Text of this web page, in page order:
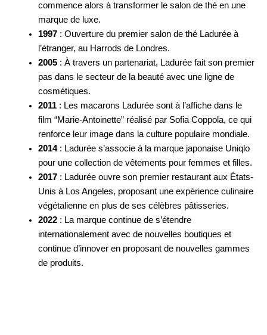
commence alors à transformer le salon de thé en une
marque de luxe.
1997: Ouverture du premier salon de thé Ladurée à
l’étranger, au Harrods de Londres.
2005: À travers un partenariat, Ladurée fait son premier
pas dans le secteur de la beauté avec une ligne de
cosmétiques.
2011: Les macarons Ladurée sont à l’affiche dans le
film “Marie-Antoinette” réalisé par Sofia Coppola, ce qui
renforce leur image dans la culture populaire mondiale.
2014: Ladurée s’associe à la marque japonaise Uniqlo
pour une collection de vêtements pour femmes et filles.
2017: Ladurée ouvre son premier restaurant aux États-
Unis à Los Angeles, proposant une expérience culinaire
végétalienne en plus de ses célèbres pâtisseries.
2022: La marque continue de s’étendre
internationalement avec de nouvelles boutiques et
continue d’innover en proposant de nouvelles gammes
de produits.